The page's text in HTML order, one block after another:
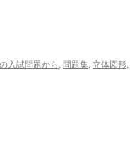
入試問題から, 問題集, 立体図形,